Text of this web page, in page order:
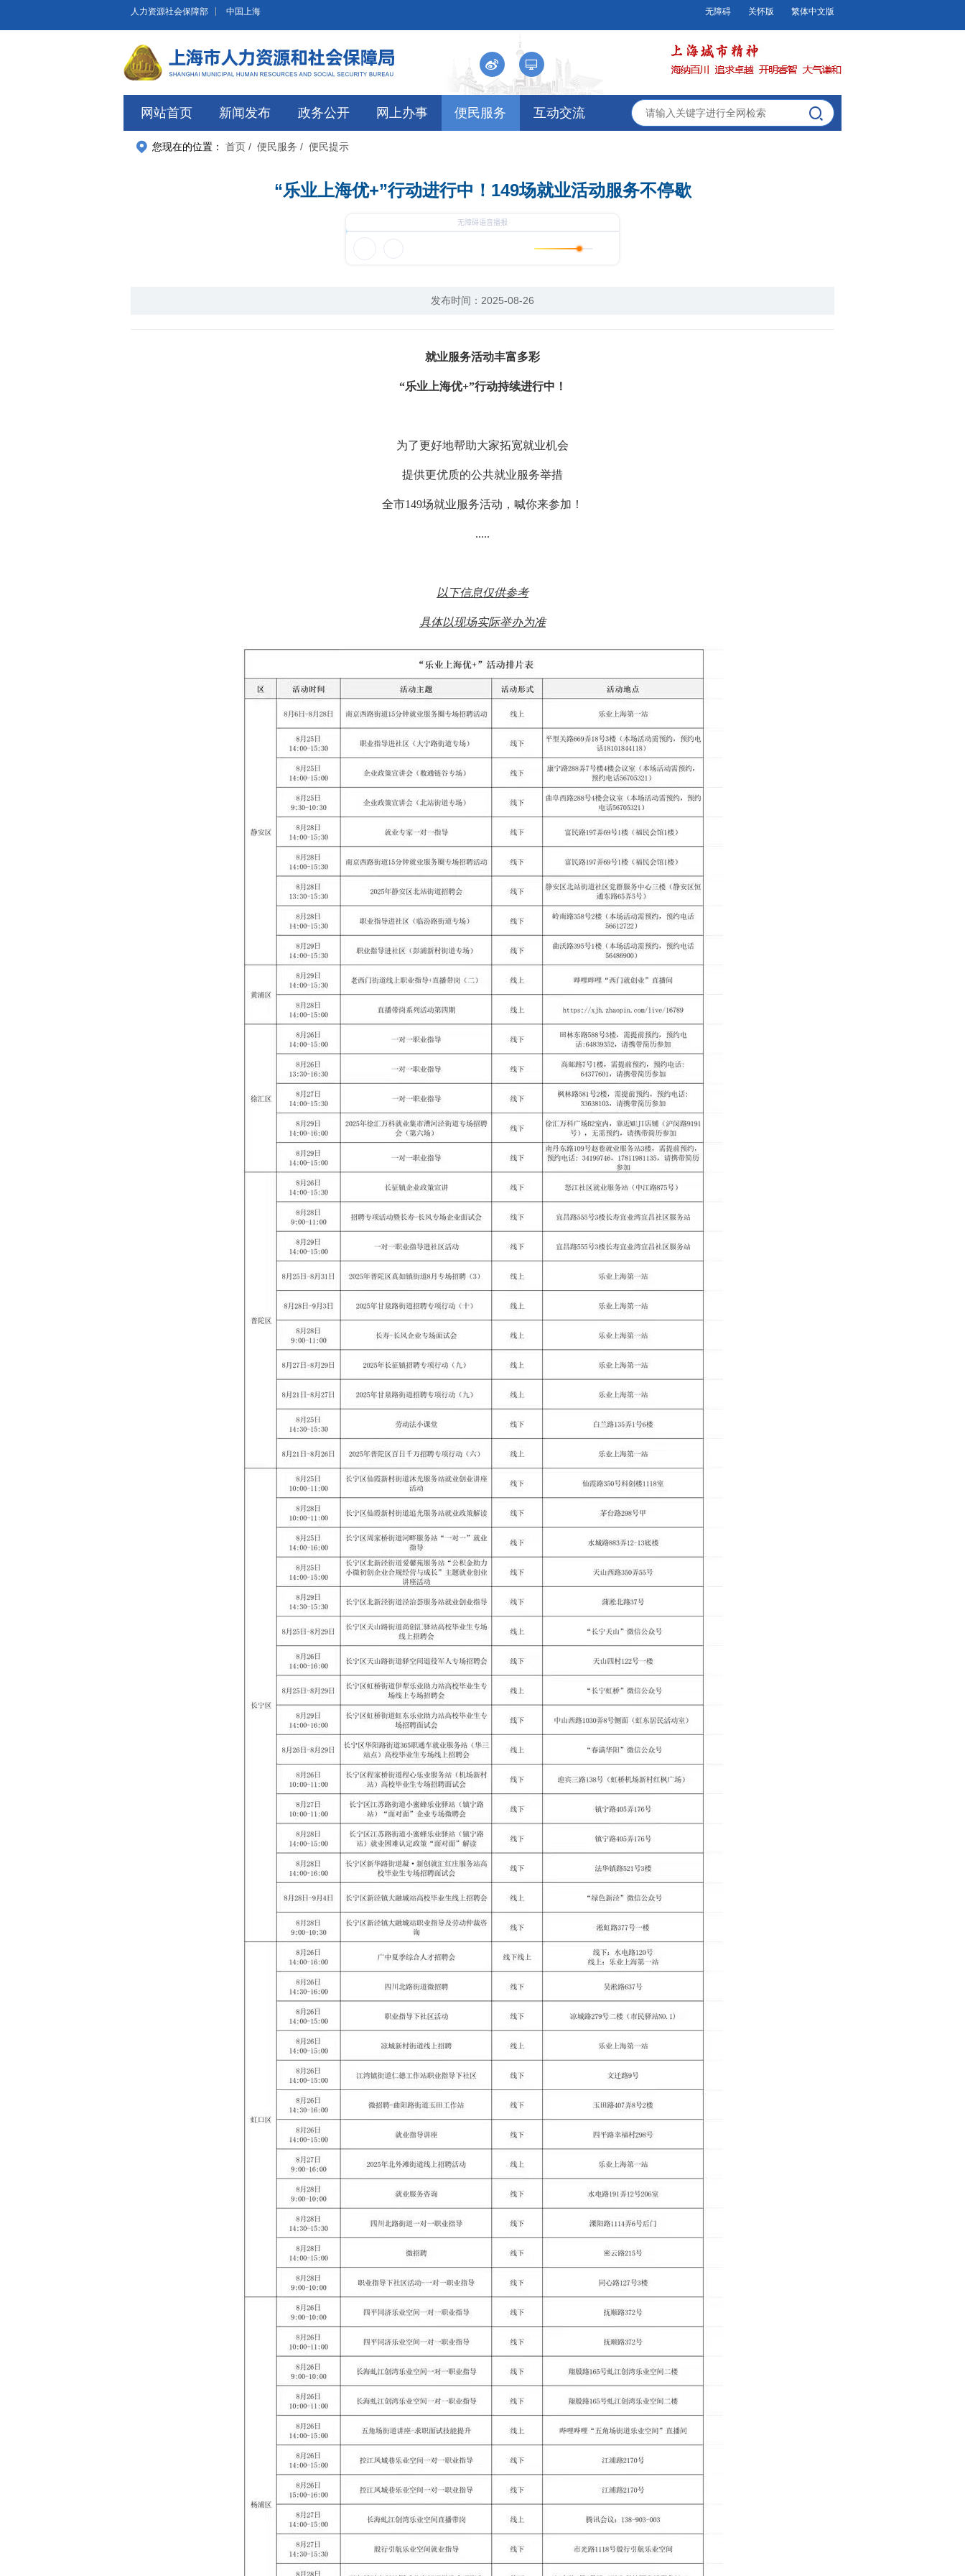
跳转到网站导航区 跳转到主要内容区域
人力资源社会保障部 中国上海 无障碍 关怀版 繁体中文版
网站首页 新闻发布 政务公开 网上办事 便民服务 互动交流
您现在的位置： 首页 / 便民服务 / 便民提示
“乐业上海优+”行动进行中！149场就业活动服务不停歇
发布时间：2025-08-26
就业服务活动丰富多彩
“乐业上海优+”行动持续进行中！
为了更好地帮助大家拓宽就业机会
提供更优质的公共就业服务举措
全市149场就业服务活动，喊你来参加！
.....
以下信息仅供参考
具体以现场实际举办为准